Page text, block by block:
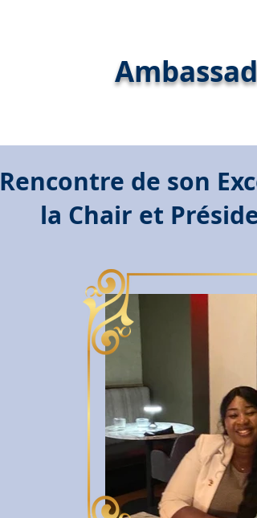
Rencontre de son
la Chair et